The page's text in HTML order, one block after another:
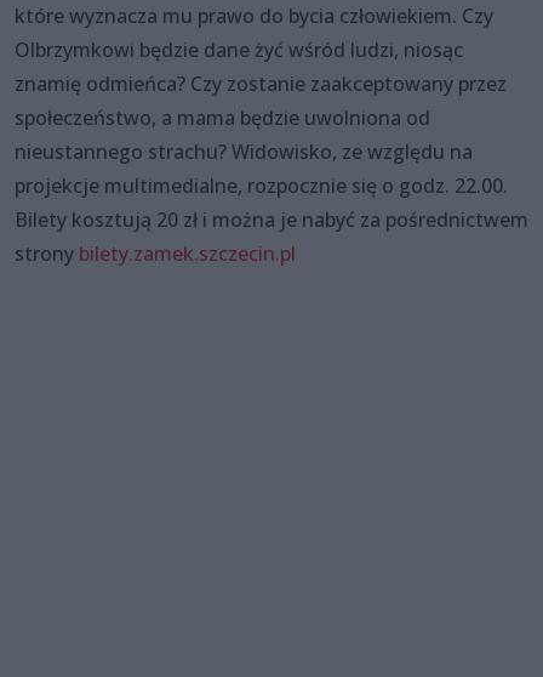
które wyznacza mu prawo do bycia człowiekiem. Czy
Olbrzymkowi będzie dane żyć wśród ludzi, niosąc
znamię odmieńca? Czy zostanie zaakceptowany przez
społeczeństwo, a mama będzie uwolniona od
nieustannego strachu? Widowisko, ze względu na
projekcje multimedialne, rozpocznie się o godz. 22.00.
Bilety kosztują 20 zł i można je nabyć za pośrednictwem
strony bilety.zamek.szczecin.pl